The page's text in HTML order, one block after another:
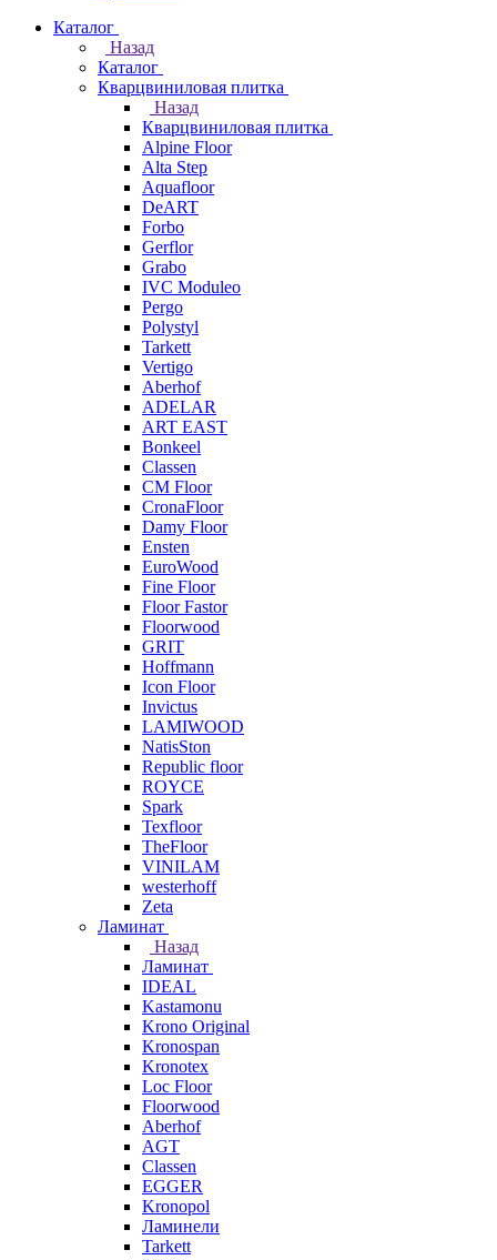
Каталог
Назад
Каталог
Кварцвиниловая плитка
Назад
Кварцвиниловая плитка
Alpine Floor
Alta Step
Aquafloor
DeART
Forbo
Gerflor
Grabo
IVC Moduleo
Pergo
Polystyl
Tarkett
Vertigo
Aberhof
ADELAR
ART EAST
Bonkeel
Classen
CM Floor
CronaFloor
Damy Floor
Ensten
EuroWood
Fine Floor
Floor Fastor
Floorwood
GRIT
Hoffmann
Icon Floor
Invictus
LAMIWOOD
NatisSton
Republic floor
ROYCE
Spark
Texfloor
TheFloor
VINILAM
westerhoff
Zeta
Ламинат
Назад
Ламинат
IDEAL
Kastamonu
Krono Original
Kronospan
Kronotex
Loc Floor
Floorwood
Aberhof
AGT
Classen
EGGER
Kronopol
Ламинели
Tarkett